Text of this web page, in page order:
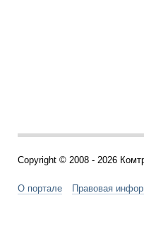
Copyright © 2008 - 2026
О портале Правовая